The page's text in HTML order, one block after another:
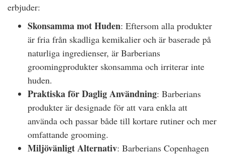
erbjuder:
Skonsamma mot Huden: Eftersom alla produkter
är fria från skadliga kemikalier och är baserade på
naturliga ingredienser, är Barberians
groomingprodukter skonsamma och irriterar inte
huden.
Praktiska för Daglig Användning: Barberians
produkter är designade för att vara enkla att
använda och passar både till kortare rutiner och mer
omfattande grooming.
Miljövänligt Alternativ: Barberians Copenhagen